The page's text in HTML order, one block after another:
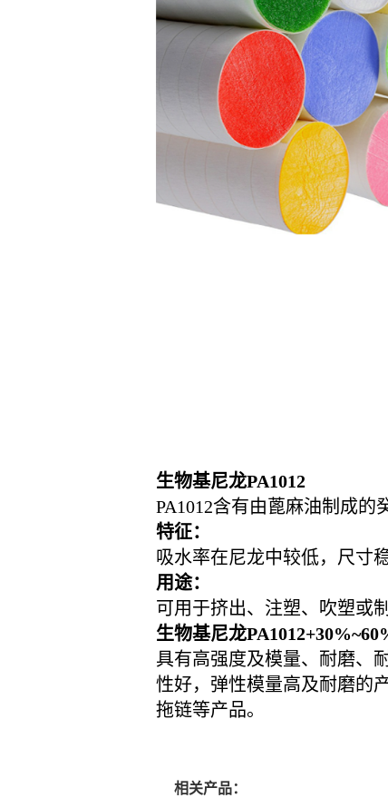
生物基尼龙PA1012
PA1012含有由蓖麻油制成的
特征：
吸水率在尼龙中较低，尺寸
用途：
可用于挤出、注塑、吹塑或
生物基尼龙
具有高强度及模量、耐磨、
性好，弹性模量高及耐磨的
拖链等产品。
相关产品：